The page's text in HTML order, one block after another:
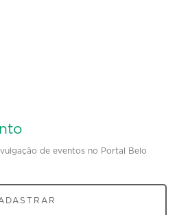
de eventos no Portal Belo